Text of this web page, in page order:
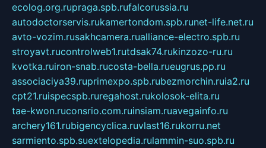
ecolog.org.rupraga.spb.rufalcorussia.ru
autodoctorservis.rukamertondom.spb.runet-life.net.ru
avto-vozim.rusakhcamera.rualliance-electro.spb.ru
stroyavt.rucontrolweb1.rutdsak74.rukinzozo-ru.ru
kvotka.ruiron-snab.rucosta-bella.rueugrus.pp.ru
associaciya39.ruprimexpo.spb.rubezmorchin.ruia2.ru
cpt21.ruispecspb.ruregahost.rukolosok-elita.ru
tae-kwon.ruconsrio.com.ruinsiam.ruavegainfo.ru
archery161.rubigencyclica.ruvlast16.rukorru.net
sarmiento.spb.suextelopedia.rulammin-suo.spb.ru